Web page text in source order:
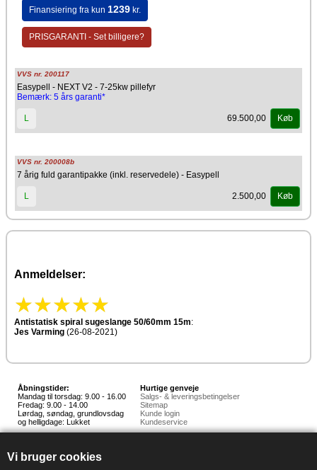
Vi bruger cookies
Finansiering fra kun 1239kr.
PRISGARANTI - Set billigere?
VVS nr. 200117
Easypell - NEXT V2 - 7-25kw pillefyr
Bemærk: 5 års garanti*
L 69.500,00 Køb
VVS nr. 200008b
7 årig fuld garantipakke (inkl. reservedele) - Easypell
L 2.500,00 Køb
Anmeldelser:
Antistatisk spiral sugeslange 50/60mm 15m:
Jes Varming (26-08-2021)
Åbningstider:
Mandag til torsdag: 9.00 - 16.00
Fredag: 9.00 - 14.00
Lørdag, søndag, grundlovsdag
og helligdage: Lukket
Hurtige genveje
Salgs- & leveringsbetingelser
Sitemap
Kunde login
Kundeservice
Hunnerupvej 3, 6920 Videbæk
E-mail:salg@hedestoker.dk